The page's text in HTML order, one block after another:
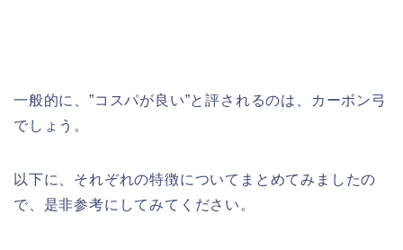
一般的に、”コスパが良い”と評されるのは、カーボン弓
でしょう。
以下に、それぞれの特徴についてまとめてみましたの
で、是非参考にしてみてください。